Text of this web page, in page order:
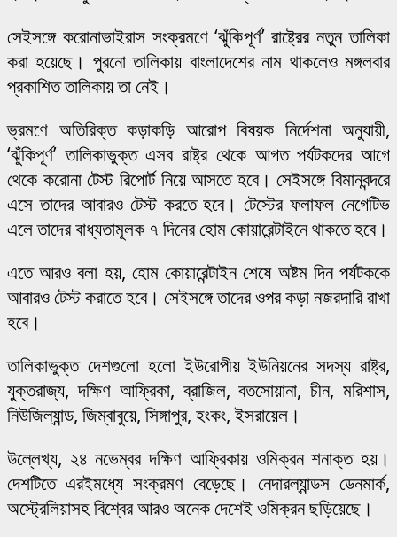
সেইসঙ্গে করোনাভাইরাস সংক্রমণে ‘ঝুঁকিপূর্ণ’ রাষ্ট্রের নতুন তালিকা
করা হয়েছে। পুরনো তালিকায় বাংলাদেশের নাম থাকলেও মঙ্গলবার
প্রকাশিত তালিকায় তা নেই।
ভ্রমণে অতিরিক্ত কড়াকড়ি আরোপ বিষয়ক নির্দেশনা অনুযায়ী,
‘ঝুঁকিপূর্ণ’ তালিকাভুক্ত এসব রাষ্ট্র থেকে আগত পর্যটকদের আগে
থেকে করোনা টেস্ট রিপোর্ট নিয়ে আসতে হবে। সেইসঙ্গে বিমানবন্দরে
এসে তাদের আবারও টেস্ট করতে হবে। টেস্টের ফলাফল নেগেটিভ
এলে তাদের বাধ্যতামূলক ৭ দিনের হোম কোয়ারেন্টাইনে থাকতে হবে।
এতে আরও বলা হয়, হোম কোয়ারেন্টাইন শেষে অষ্টম দিন পর্যটককে
আবারও টেস্ট করাতে হবে। সেইসঙ্গে তাদের ওপর কড়া নজরদারি রাখা
হবে।
তালিকাভুক্ত দেশগুলো হলো ইউরোপীয় ইউনিয়নের সদস্য রাষ্ট্র,
যুক্তরাজ্য, দক্ষিণ আফ্রিকা, ব্রাজিল, বতসোয়ানা, চীন, মরিশাস,
নিউজিল্যান্ড, জিম্বাবুয়ে, সিঙ্গাপুর, হংকং, ইসরায়েল।
উল্লেখ্য, ২৪ নভেম্বর দক্ষিণ আফ্রিকায় ওমিক্রন শনাক্ত হয়।
দেশটিতে এরইমধ্যে সংক্রমণ বেড়েছে। নেদারল্যান্ডস ডেনমার্ক,
অস্ট্রেলিয়াসহ বিশ্বের আরও অনেক দেশেই ওমিক্রন ছড়িয়েছে।